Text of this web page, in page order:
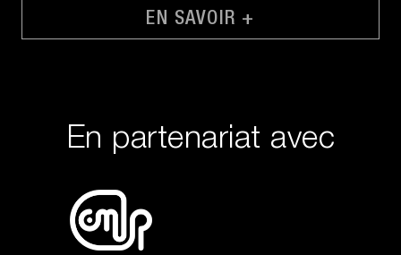
fantastiques, dans l’un des films les plus célébrés
EN SAVOIR +
En partenariat avec